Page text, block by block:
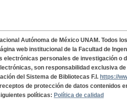
Autónoma de México UNAM. Todos
web institucional de la Facultad de
electrónicas personales de investigación o
son responsabilidad exclusiva
del Sistema de Bibliotecas F.I. https://
de protección de datos contenidos
políticas: Política de calidad